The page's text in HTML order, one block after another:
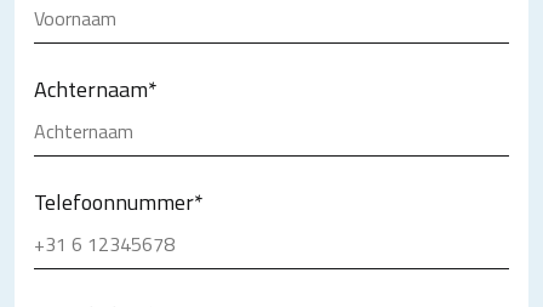
Achternaam*
Telefoonnummer*